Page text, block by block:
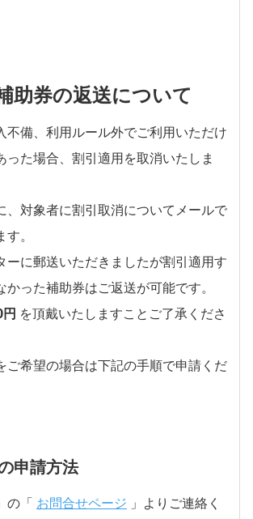
助券の返送について
不備、利用ルール外でご利用いただけ
った場合、割引適用を取消いたしま
、対象者に割引取消についてメールで
。
ーに郵送いただきましたが割引適用す
かった補助券はご返送が可能です。
を頂戴いたしますことご了承くださ
ご希望の場合は下記の手順で申請くだ
申請方法
の「 お問合せページ 」よりご連絡く